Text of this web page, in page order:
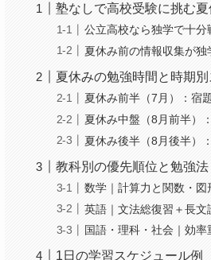
塾なしで高校受験に挑む
公立高校なら独学で十分
夏休み前の情報収集が独
夏休みの勉強時間と時期
夏休み前半（7月）：宿
夏休み中盤（8月前半）
夏休み後半（8月後半）
教科別の優先順位と勉強法
数学｜計算力と関数・
英語｜文法総復習＋長文
国語・理科・社会｜効
1日の学習スケジュール例